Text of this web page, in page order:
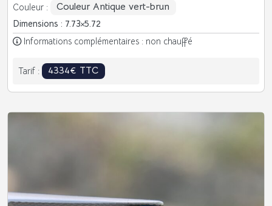
Couleur : Couleur Antique vert-brun
Dimensions : 7.73 5.72
Informations complémentaires : non chauffé
Tarif : 4334€ TTC